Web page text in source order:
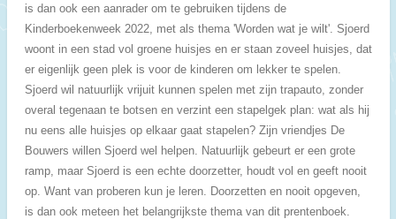
is dan ook een aanrader om te gebruiken tijdens de
Kinderboekenweek 2022, met als thema 'Worden wat je wilt'. Sjoerd
woont in een stad vol groene huisjes en er staan zoveel huisjes, dat
er eigenlijk geen plek is voor de kinderen om lekker te spelen.
Sjoerd wil natuurlijk vrijuit kunnen spelen met zijn trapauto, zonder
overal tegenaan te botsen en verzint een stapelgek plan: wat als hij
nu eens alle huisjes op elkaar gaat stapelen? Zijn vriendjes De
Bouwers willen Sjoerd wel helpen. Natuurlijk gebeurt er een grote
ramp, maar Sjoerd is een echte doorzetter, houdt vol en geeft nooit
op. Want van proberen kun je leren. Doorzetten en nooit opgeven,
is dan ook meteen het belangrijkste thema van dit prentenboek.